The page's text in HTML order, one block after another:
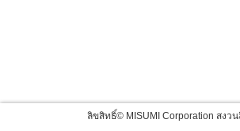
ลิขสิทธิ์© MISUMI Corporation สงว